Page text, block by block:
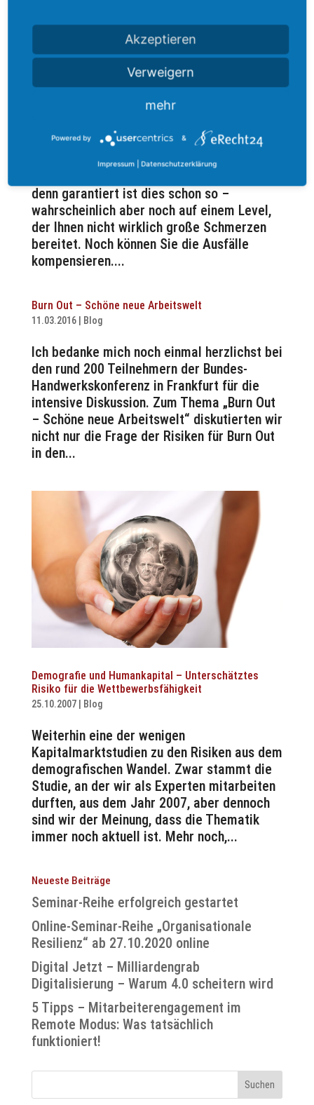
Employee Relationship Management
Personal - Human Resources weiter gedacht
Wird Fluktuation zu einem realen Risiko für
denn garantiert ist dies schon so –
wahrscheinlich aber noch auf einem Level,
der Ihnen nicht wirklich große Schmerzen
bereitet. Noch können Sie die Ausfälle
kompensieren....
Burn Out – Schöne neue Arbeitswelt
11.03.2016| Blog
Ich bedanke mich noch einmal herzlichst bei
den rund 200 Teilnehmern der Bundes-
Handwerkskonferenz in Frankfurt für die
intensive Diskussion. Zum Thema „Burn Out
– Schöne neue Arbeitswelt“ diskutierten wir
nicht nur die Frage der Risiken für Burn Out
in den...
Demografie und Humankapital – Unterschätztes
Risiko für die Wettbewerbsfähigkeit
25.10.2007| Blog
Weiterhin eine der wenigen
Kapitalmarktstudien zu den Risiken aus dem
demografischen Wandel. Zwar stammt die
Studie, an der wir als Experten mitarbeiten
durften, aus dem Jahr 2007, aber dennoch
sind wir der Meinung, dass die Thematik
immer noch aktuell ist. Mehr noch,...
Neueste Beiträge
Seminar-Reihe erfolgreich gestartet
Online-Seminar-Reihe „Organisationale
Resilienz“ ab 27.10.2020 online
Digital Jetzt – Milliardengrab
Digitalisierung – Warum 4.0 scheitern wird
5 Tipps – Mitarbeiterengagement im
Remote Modus: Was tatsächlich
funktioniert!
Akzeptieren
Verweigern
mehr
Powered by &
Impressum Datenschutzerklärung